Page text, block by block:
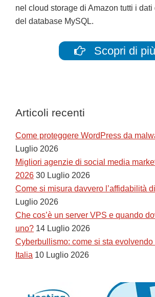
nel cloud storage di Amazon tutti i
del database MySQL.
Scopri di
Articoli recenti
Come proteggere WordPress da
Luglio 2026
Migliori agenzie di social media
2026 30 Luglio 2026
Come si misura davvero l’affidabilità
Luglio 2026
Che cos’è un server VPS e quando
uno? 14 Luglio 2026
Cyberbullismo: come si sta
Italia 10 Luglio 2026